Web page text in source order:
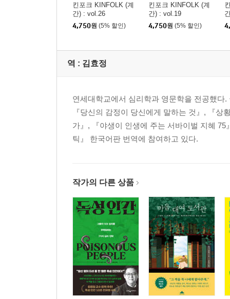
킨포크 KINFOLK (계
간) : vol.26
4,750원 (5% 할인)
킨포크 KINFOLK (계
간) : vol.19
4,750원 (5% 할인)
역 : 김효정
연세대학교에서 심리학과 영문학을 전공했다
『당신의 감정이 당신에게 말하는 것』, 『
가』, 『야생이 인생에 주는 서바이벌 지혜
틱』 한국어판 번역에 참여하고 있다.
작가의 다른 상품